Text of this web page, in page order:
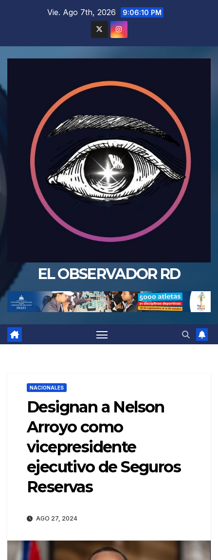
Vie. Ago 7th, 2026 9:06:12 PM
EL OBSERVADOR RD
NACIONALES
Designan a Nelson
Arroyo como
vicepresidente
ejecutivo de Seguros
Reservas
AGO 27, 2024